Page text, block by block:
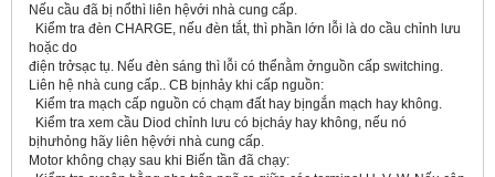
Nếu cầu đã bị nổthì liên hệvới nhà cung cấp.
Kiểm tra đèn CHARGE, nếu đèn tắt, thì phần lớn lỗi là do cầu chỉnh lưu
hoặc do
điện trởsạc tụ. Nếu đèn sáng thì lỗi có thểnằm ởnguồn cấp switching.
Liên hệ nhà cung cấp.. CB bịnhảy khi cấp nguồn:
Kiểm tra mạch cấp nguồn có chạm đất hay bịngắn mạch hay không.
Kiểm tra xem cầu Diod chỉnh lưu có bịcháy hay không, nếu nó
bịhưhỏng hãy liên hệvới nhà cung cấp.
Motor không chạy sau khi Biến tần đã chạy: